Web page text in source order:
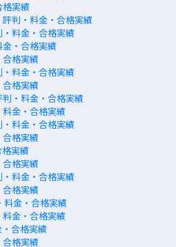
格実績
判・料金・合格実績
料金・合格実績
・合格実績
格実績
料金・合格実績
格実績
・料金・合格実績
金・合格実績
料金・合格実績
合格実績
実績
格実績
料金・合格実績
格実績
料金・合格実績
金・合格実績
合格実績
合格実績